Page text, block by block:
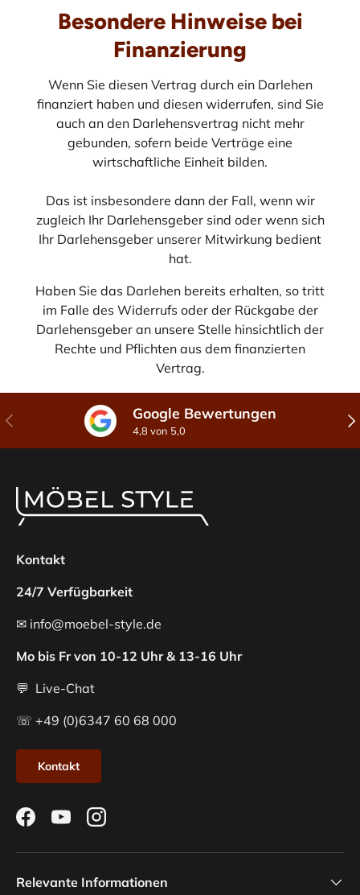
Besondere Hinweise bei
Finanzierung
Wenn Sie diesen Vertrag durch ein Darlehen
finanziert haben und diesen widerrufen, sind Sie
auch an den Darlehensvertrag nicht mehr
gebunden, sofern beide Verträge eine
wirtschaftliche Einheit bilden.
Das ist insbesondere dann der Fall, wenn wir
zugleich Ihr Darlehensgeber sind oder wenn sich
Ihr Darlehensgeber unserer Mitwirkung bedient
hat.
Haben Sie das Darlehen bereits erhalten, so tritt
im Falle des Widerrufs oder der Rückgabe der
Darlehensgeber an unsere Stelle hinsichtlich der
Rechte und Pflichten aus dem finanzierten
Vertrag.
Vorherige Google Bewertungen
4,8 von 5,0
Kontakt
24/7 Verfügbarkeit
✉ info@moebel-style.de
Mo bis Fr von 10-12 Uhr & 13-16 Uhr
💬 Live-Chat
☏ +49 (0)6347 60 68 000
Kontakt
FacebookYouTubeInstagram
Relevante Informationen